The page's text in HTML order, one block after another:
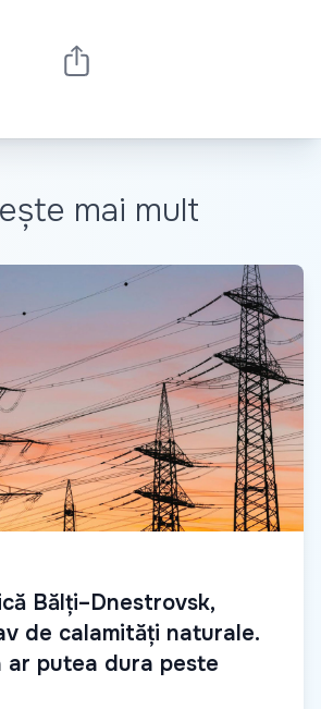
mai mult
Bălți–Dnestrovsk,
de calamități naturale.
ar putea dura peste